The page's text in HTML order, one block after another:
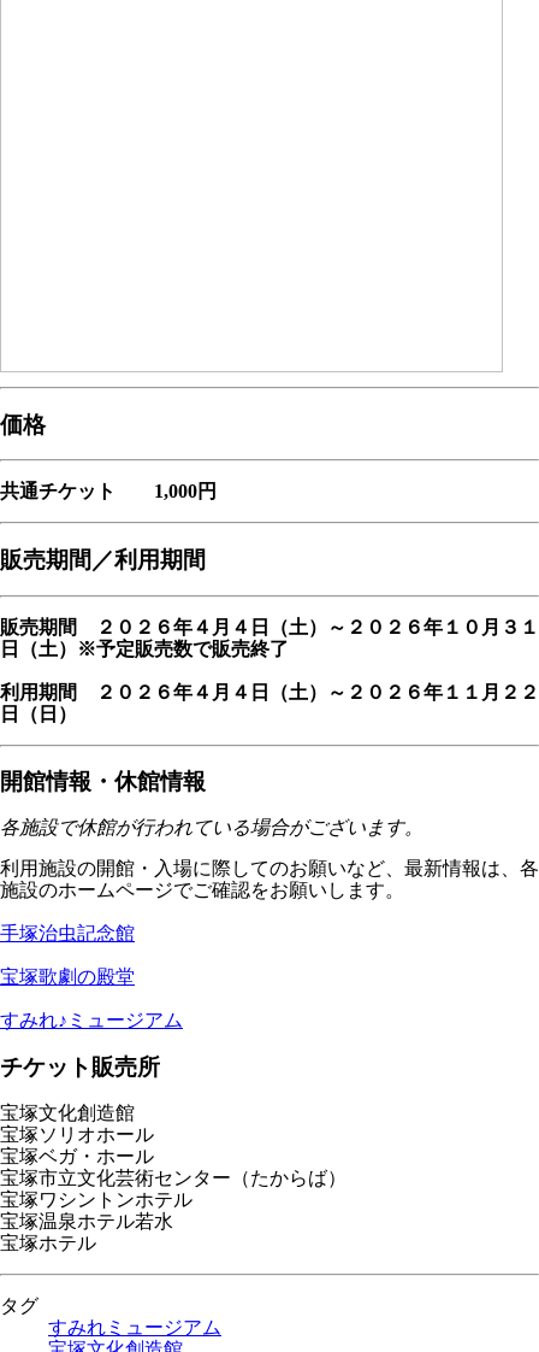
価格
共通チケット 1,000円
販売期間／利用期間
販売期間 ２０２６年４月４日（土）～２０２６年１０月３１
日（土）※予定販売数で販売終了
利用期間 ２０２６年４月４日（土）～２０２６年１１月２２
日（日）
開館情報・休館情報
各施設で休館が行われている場合がございます。
利用施設の開館・入場に際してのお願いなど、最新情報は、各
施設のホームページでご確認をお願いします。
手塚治虫記念館
宝塚歌劇の殿堂
すみれ♪ミュージアム
チケット販売所
宝塚文化創造館
宝塚ソリオホール
宝塚ベガ・ホール
宝塚市立文化芸術センター（たからば）
宝塚ワシントンホテル
宝塚温泉ホテル若水
宝塚ホテル
タグ
すみれミュージアム